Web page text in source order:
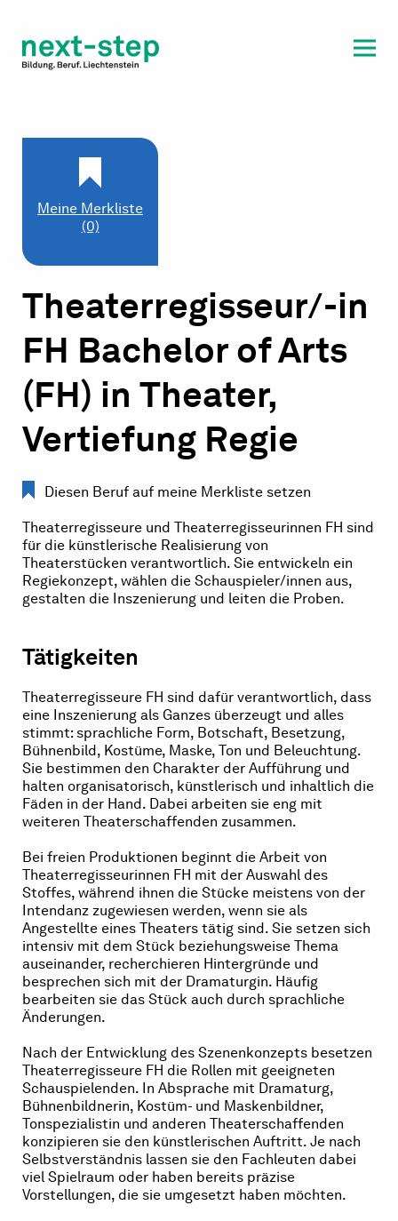
Beratung & Unterstützung
Meine Merkliste
(0)
Theaterregisseur/-in
FH Bachelor of Arts
(FH) in Theater,
Vertiefung Regie
Diesen Beruf auf meine Merkliste setzen
Theaterregisseure und Theaterregisseurinnen FH sind
für die künstlerische Realisierung von
Theaterstücken verantwortlich. Sie entwickeln ein
Regiekonzept, wählen die Schauspieler/innen aus,
gestalten die Inszenierung und leiten die Proben.
Tätigkeiten
Theaterregisseure FH sind dafür verantwortlich, dass
eine Inszenierung als Ganzes überzeugt und alles
stimmt: sprachliche Form, Botschaft, Besetzung,
Bühnenbild, Kostüme, Maske, Ton und Beleuchtung.
Sie bestimmen den Charakter der Aufführung und
halten organisatorisch, künstlerisch und inhaltlich die
Fäden in der Hand. Dabei arbeiten sie eng mit
weiteren Theaterschaffenden zusammen.
Bei freien Produktionen beginnt die Arbeit von
Theaterregisseurinnen FH mit der Auswahl des
Stoffes, während ihnen die Stücke meistens von der
Intendanz zugewiesen werden, wenn sie als
Angestellte eines Theaters tätig sind. Sie setzen sich
intensiv mit dem Stück beziehungsweise Thema
auseinander, recherchieren Hintergründe und
besprechen sich mit der Dramaturgin. Häufig
bearbeiten sie das Stück auch durch sprachliche
Änderungen.
Nach der Entwicklung des Szenenkonzepts besetzen
Theaterregisseure FH die Rollen mit geeigneten
Schauspielenden. In Absprache mit Dramaturg,
Bühnenbildnerin, Kostüm- und Maskenbildner,
Tonspezialistin und anderen Theaterschaffenden
konzipieren sie den künstlerischen Auftritt. Je nach
Selbstverständnis lassen sie den Fachleuten dabei
viel Spielraum oder haben bereits präzise
Vorstellungen, die sie umgesetzt haben möchten.